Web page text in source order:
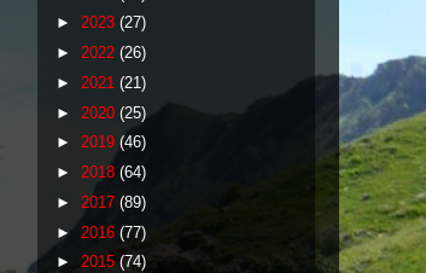
► 2023 (27)
► 2022 (26)
► 2021 (21)
► 2020 (25)
► 2019 (46)
► 2018 (64)
► 2017 (89)
► 2016 (77)
► 2015 (74)